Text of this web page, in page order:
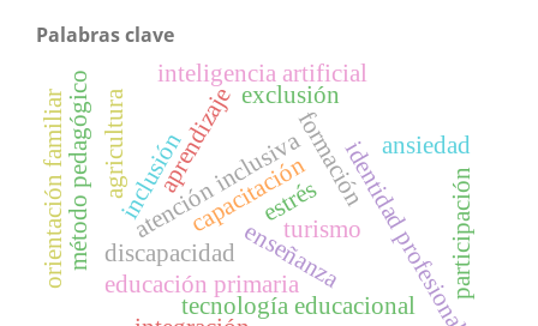
Palabras clave
formación
atención inclusiva identidad profesional
enseñanza
aprendizaje
inclusión
exclusión
discapacidad
capacitación
inteligencia artificial
tecnología educacional
estrés
ansiedad
método pedagógico
orientación familiar agricultura
turismo
educación primaria
participación